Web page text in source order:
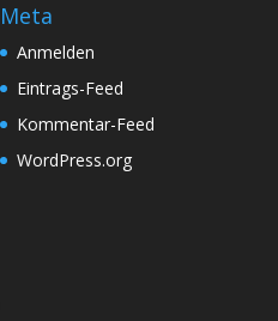
Meta
Anmelden
Eintrags-Feed
Kommentar-Feed
WordPress.org